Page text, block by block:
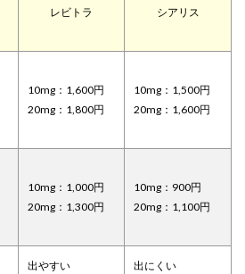
レビトラ シアリス
10mg：1,600円
20mg：1,800円
10mg：1,500円
20mg：1,600円
10mg：1,000円
20mg：1,300円
10mg：900円
20mg：1,100円
出やすい 出にくい